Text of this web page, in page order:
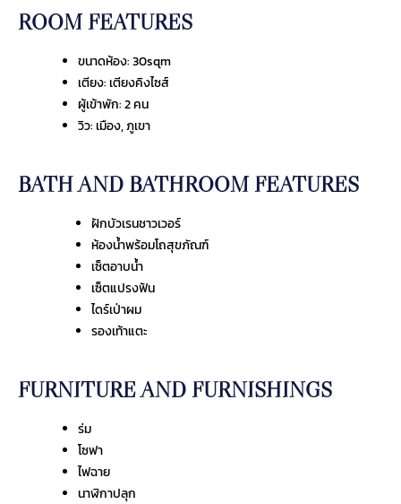
ROOM FEATURES
ขนาดห้อง: 30sqm
เตียง: เตียงคิงไซส์
ผู้เข้าพัก: 2 คน
วิว: เมือง, ภูเขา
BATH AND BATHROOM FEATURES
ฝักบัวเรนชาวเวอร์
ห้องน้ำพร้อมโถสุขภัณฑ์
เซ็ตอาบน้ำ
เซ็ตแปรงฟัน
ไดร์เป่าผม
รองเท้าแตะ
FURNITURE AND FURNISHINGS
ร่ม
โซฟา
ไฟฉาย
นาฬิกาปลุก